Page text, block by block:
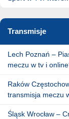
Transmisje
Lech Poznań –
meczu w tv i
Raków
transmisja meczu
Śląsk Wrocław –